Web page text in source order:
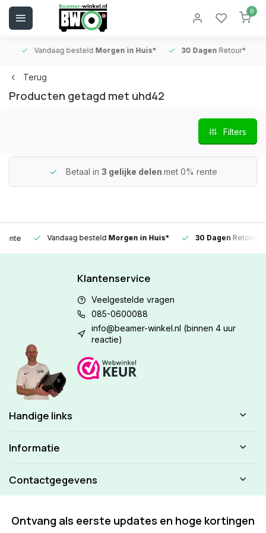
0
Vandaag besteldMorgen in Huis* 30 DagenRetour*
Terug
Producten getagd met uhd42
Filters
Betaal in 3 gelijke delen met 0% rente
Vandaag besteldMorgen in Huis* 30 DagenRetour*
Klantenservice
Veelgestelde vragen
085-0600088
info@beamer-winkel.nl (binnen 4 uur
reactie)
Handige links
Informatie
Contactgegevens
Ontvang als eerste updates en hoge kortingen